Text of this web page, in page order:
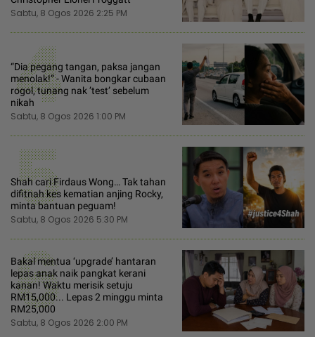
Sabtu, 8 Ogos 2026 2:25 PM
4
“Dia pegang tangan, paksa jangan
menolak!” - Wanita bongkar cubaan
rogol, tunang nak ’test’ sebelum
nikah
Sabtu, 8 Ogos 2026 1:00 PM
5
Shah cari Firdaus Wong… Tak tahan
difitnah kes kematian anjing Rocky,
minta bantuan peguam!
Sabtu, 8 Ogos 2026 5:30 PM
6
Bakal mentua ‘upgrade’ hantaran
lepas anak naik pangkat kerani
kanan! Waktu merisik setuju
RM15,000... Lepas 2 minggu minta
RM25,000
Sabtu, 8 Ogos 2026 2:00 PM